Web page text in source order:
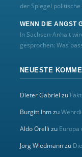
der Spiegel
WENN DIE ANGST
In Sachsen-Anhalt
gesprochen: Was
NEUESTE
Dieter Gabriel zu
Burgitt Ihmzu
Aldo Orelli zu Europa
Jörg Wiedmannzu